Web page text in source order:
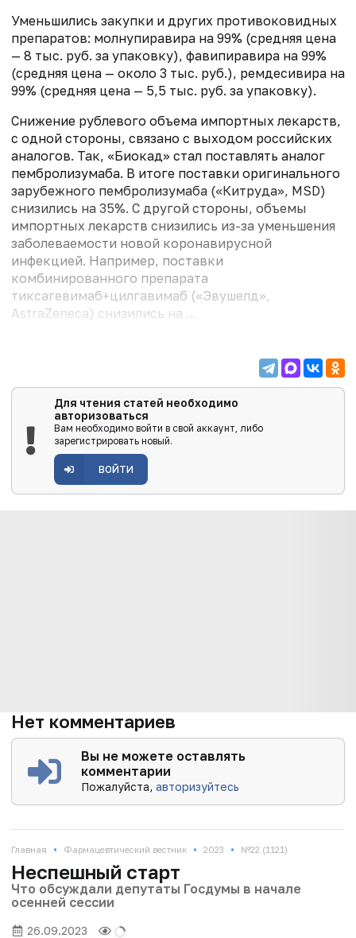
Уменьшились закупки и других противоковидных
препаратов: молнупиравира на 99% (средняя цена
— 8 тыс. руб. за упаковку), фавипиравира на 99%
(средняя цена — около 3 тыс. руб.), ремдесивира на
99% (средняя цена — 5,5 тыс. руб. за упаковку).
Снижение рублевого объема импортных лекарств,
с одной стороны, связано с выходом российских
аналогов. Так, «Биокад» стал поставлять аналог
пембролизумаба. В итоге поставки оригинального
зарубежного пембролизумаба («Китруда», MSD)
снизились на 35%. С другой стороны, объемы
импортных лекарств снизились из-за уменьшения
заболеваемости новой коронавирусной
инфекцией. Например, поставки
комбинированного препарата
тиксагевимаб+цилгавимаб («Эвушелд»,
AstraZeneca) снизились на ...
Для чтения статей необходимо
авторизоваться
Вам необходимо войти в свой аккаунт, либо
зарегистрировать новый.
ВОЙТИ
Нет комментариев
Вы не можете оставлять
комментарии
Пожалуйста,авторизуйтесь
Главная • Фармацевтический вестник • 2023 • №22 (1121)
Неспешный старт
Что обсуждали депутаты Госдумы в начале
осенней сессии
26.09.2023